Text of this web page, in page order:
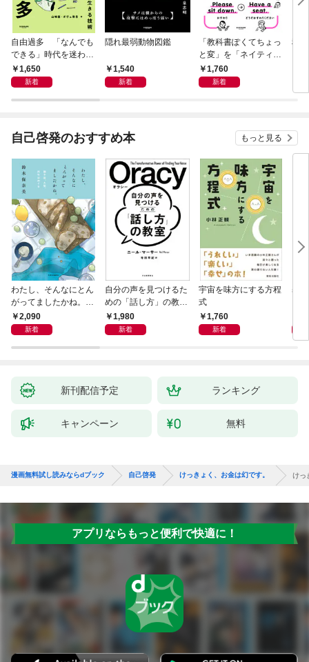
自由過多 「なんでも
できる」時代を迷わず
生きる技術
1,650
新着
隠れ最弱動物図鑑
1,540
新着
「教科書ぽくてちょっ
と変」を「ネイティヴ
みたいでなんかいい」
に変える教科書英語ア
1,760
新着
科
自己啓発のおすすめ本 もっと見る
わたし、そんなにとん
がってましたかね。
獅子座、Ａ型、丙午は
めぐる
2,090
新着
自分の声を見つけるた
めの「話し方」の教
室 Ｏｒａｃｙ（オラ
シー）
1,980
新着
宇宙を味方にする方程
式
1,760
新着
基
新刊配信予定 ランキング
キャンペーン 無料
漫画無料試し読みならdブック 自己啓発 けっきょく、お金は幻です。 けっ
アプリならもっと便利で快適に！